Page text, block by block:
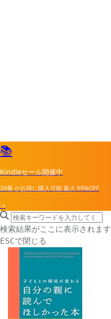
📚
Kindleセール開催中
39冊がお得に購入可能最大99%OFF
→
search icon
サイト内検索
検索結果がここに表示されます
ESCで閉じる